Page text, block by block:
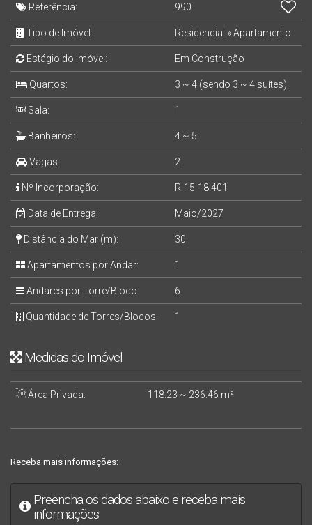
Referência: 990
Tipo de Imóvel: Residencial »Apartamento
Estágio do Imóvel: Em Construção
Quartos: 3 ~ 4 (sendo 3 ~ 4 suítes)
Sala: 1
Banheiros: 4 ~ 5
Vagas: 2
Nº Incorporação: R-15-18.401
Data de Entrega: Maio/2027
Distância do Mar (m): 30
Apartamentos por Andar: 1
Andares por Torre/Bloco: 6
Quantidade de Torres/Blocos: 1
Medidas do Imóvel
Área Privada: 118 .23 ~ 236 .46 m²
Receba mais informações:
Preencha os dados abaixo e receba mais
informações